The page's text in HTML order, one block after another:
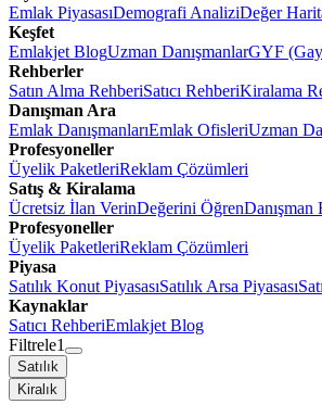
Emlak PiyasasıDemografi AnaliziDeğer
Keşfet
Emlakjet BlogUzman DanışmanlarGYF
Rehberler
Satın Alma RehberiSatıcı RehberiKiralama
Danışman Ara
Emlak DanışmanlarıEmlak OfisleriUzman
Profesyoneller
Üyelik PaketleriReklam Çözümleri
Satış & Kiralama
Ücretsiz İlan VerinDeğerini ÖğrenDanışman
Profesyoneller
Üyelik PaketleriReklam Çözümleri
Piyasa
Satılık Konut PiyasasıSatılık Arsa Piyasası
Kaynaklar
Satıcı RehberiEmlakjet Blog
Filtrele1
Satılık
Kiralık